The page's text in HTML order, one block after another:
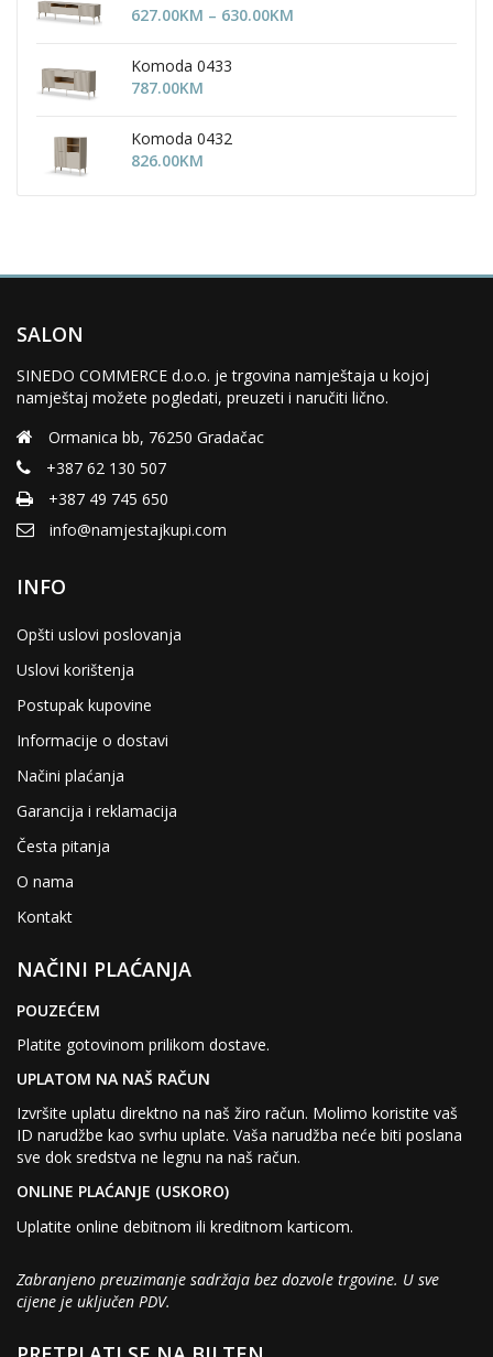
627.00KM – 630.00KM
Komoda 0433
787.00KM
Komoda 0432
826.00KM
SALON
SINEDO COMMERCE d.o.o. je trgovina namještaja u kojoj
namještaj možete pogledati, preuzeti i naručiti lično.
Ormanica bb, 76250 Gradačac
+387 62 130 507
+387 49 745 650
info@namjestajkupi.com
INFO
Opšti uslovi poslovanja
Uslovi korištenja
Postupak kupovine
Informacije o dostavi
Načini plaćanja
Garancija i reklamacija
Česta pitanja
O nama
Kontakt
NAČINI PLAĆANJA
POUZEĆEM
Platite gotovinom prilikom dostave.
UPLATOM NA NAŠ RAČUN
Izvršite uplatu direktno na naš žiro račun. Molimo koristite vaš
ID narudžbe kao svrhu uplate. Vaša narudžba neće biti poslana
sve dok sredstva ne legnu na naš račun.
ONLINE PLAĆANJE (USKORO)
Uplatite online debitnom ili kreditnom karticom.
Zabranjeno preuzimanje sadržaja bez dozvole trgovine. U sve
cijene je uključen PDV.